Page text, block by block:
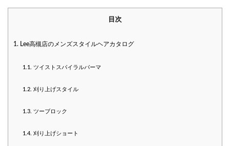
目次
1. Lee高槻店のメンズスタイルヘアカタログ
1.1. ツイストスパイラルパーマ
1.2. 刈り上げスタイル
1.3. ツーブロック
1.4. 刈り上げショート